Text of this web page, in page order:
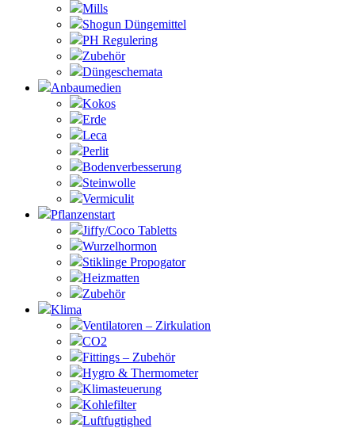
Mills
Shogun Düngemittel
PH Regulering
Zubehör
Düngeschemata
Anbaumedien
Kokos
Erde
Leca
Perlit
Bodenverbesserung
Steinwolle
Vermiculit
Pflanzenstart
Jiffy/Coco Tabletts
Wurzelhormon
Stiklinge Propogator
Heizmatten
Zubehör
Klima
Ventilatoren – Zirkulation
CO2
Fittings – Zubehör
Hygro & Thermometer
Klimasteuerung
Kohlefilter
Luftfugtighed